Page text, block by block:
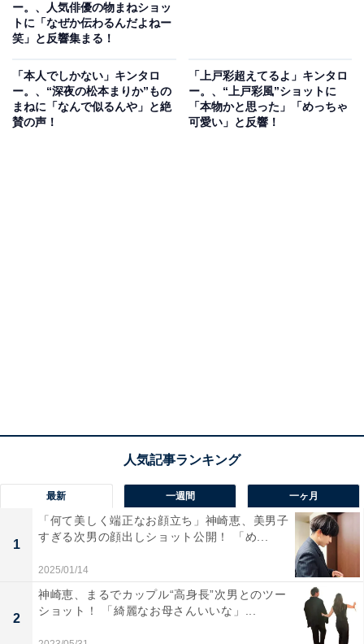
ー。、人気俳優の物まねショッ
トに「なぜか伝わるんだよねー
笑」と反響集まる！
「本人でしかない」キンタロ
ー。、“深夜の松本まりか”もの
まねに「なんで似るんや」と絶
賛の声！
「上戸彩超えてるよ」キンタロ
ー。、“上戸彩風”ショットに
「本物かと思った」「めっちゃ
可愛い」と反響！
最新 一週間 一ヶ月
1
「何て美しく端正なお顔立ち」神崎恵、美男子
すぎる次男の顔出しショット公開！ 「め...
2025/01/14
2
神崎恵、まるでカップル“高身長”次男とのツー
ショット！ 「綺麗なお母さんいいな」...